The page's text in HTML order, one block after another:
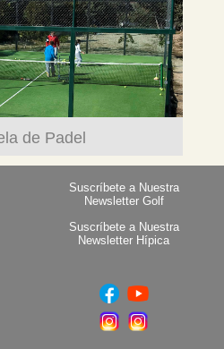
de Padel
Suscríbete a Nuestra
Newsletter Golf
Suscríbete a Nuestra
Newsletter Hípica